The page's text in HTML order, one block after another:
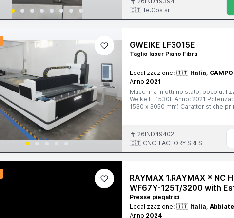
🇮🇹 Te.Cos srl
GWEIKE LF3015E
Taglio laser Piano Fibra
Localizzazione: 🇮🇹 Italia,
Anno 2021
Macchina in ottimo stato, poco
Weike LF1530E Anno: 2021 Potenza: Generatore
1530 x 3050 mm) Caratteristiche principali: Taglio di alta precisione su acciaio
Sistema di controllo user-friendly
Ideale per carpenteria leggera/
componenti industriali Motivo della vendita: upgrade a potenza superiore. La macchina è stata
sempre manutenuta con ricambi
26IND49402
🇮🇹 CNC-FACTORY SRLS
RAYMAX 1.RAYMAX ® NC
WF67Y-125T/3200 with
Presse piegatrici
Localizzazione: 🇮🇹 Italia,
Anno 2024